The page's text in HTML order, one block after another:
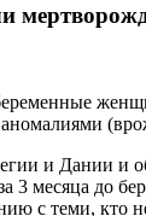
и Дании
3 месяца
с теми,